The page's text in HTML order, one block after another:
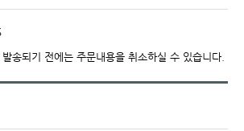
송되기 전에는 주문내용을 취소하실 수 있습니다.